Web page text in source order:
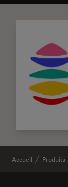
Accueil Produits